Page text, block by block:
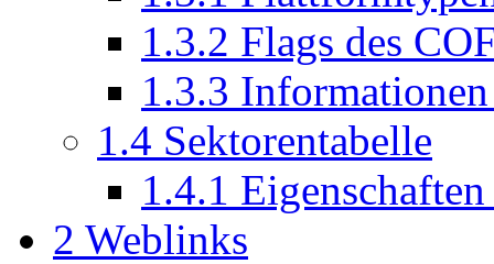
1.3.2 Flags des
1.3.3
1.4 Sektorentabelle
1.4.1
2 Weblinks